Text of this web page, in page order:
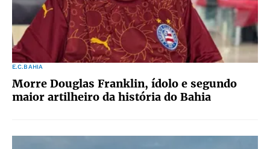
E.C.BAHIA
Morre Douglas Franklin, ídolo e segundo
maior artilheiro da história do Bahia